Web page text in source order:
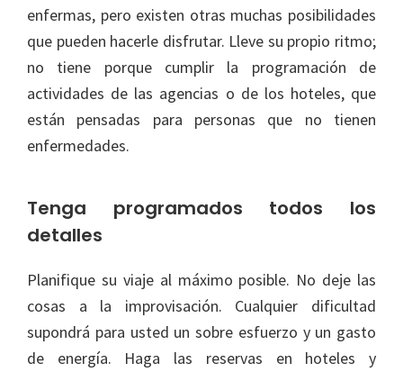
enfermas, pero existen otras muchas posibilidades
que pueden hacerle disfrutar. Lleve su propio ritmo;
no tiene porque cumplir la programación de
actividades de las agencias o de los hoteles, que
están pensadas para personas que no tienen
enfermedades.
Tenga programados todos los
detalles
Planifique su viaje al máximo posible. No deje las
cosas a la improvisación. Cualquier dificultad
supondrá para usted un sobre esfuerzo y un gasto
de energía. Haga las reservas en hoteles y